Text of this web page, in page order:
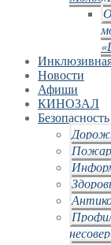
Новости
Афиши
КИНОЗАЛ
Безопасность